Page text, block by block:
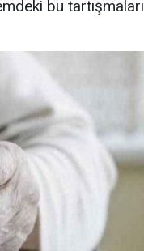
bu tartışmaları